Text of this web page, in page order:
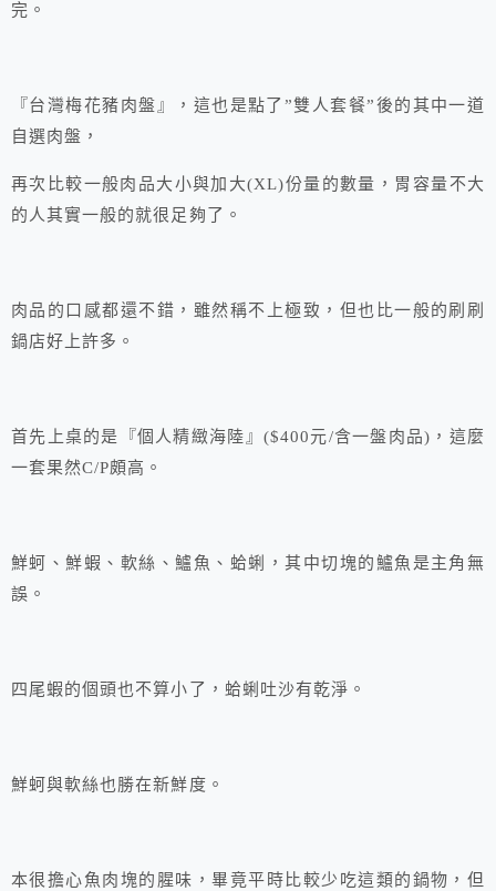
完。
『台灣梅花豬肉盤』，這也是點了”雙人套餐”後的其中一道
自選肉盤，
再次比較一般肉品大小與加大(XL)份量的數量，胃容量不大
的人其實一般的就很足夠了。
肉品的口感都還不錯，雖然稱不上極致，但也比一般的刷刷
鍋店好上許多。
首先上桌的是『個人精緻海陸』($400元/含一盤肉品)，這麼
一套果然C/P頗高。
鮮蚵、鮮蝦、軟絲、鱸魚、蛤蜊，其中切塊的鱸魚是主角無
誤。
四尾蝦的個頭也不算小了，蛤蜊吐沙有乾淨。
鮮蚵與軟絲也勝在新鮮度。
本很擔心魚肉塊的腥味，畢竟平時比較少吃這類的鍋物，但